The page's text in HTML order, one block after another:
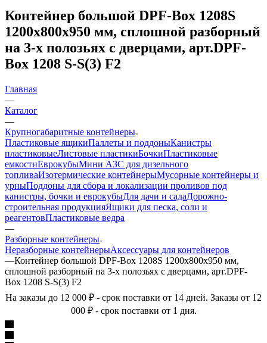
Контейнер большой DPF-Box 1208S
1200x800x950 мм, сплошной разборный
на 3-х полозьях с дверцами, арт.DPF-
Box 1208 S-S(3) F2
Главная
—
Каталог
—
Крупногабаритные контейнеры
Пластиковые ящикиПаллеты и поддоныКанистры
пластиковыеЛистовые пластикиБочкиПластиковые
емкостиЕврокубыМини АЗС для дизельного
топливаИзотермические контейнерыМусорные контейнеры и
урныПоддоны для сбора и локализации проливов под
канистры, бочки и еврокубыДля дачи и садаДорожно-
строительная продукцияЯщики для песка, соли и
реагентовПластиковые ведра
—
Разборные контейнеры
Неразборные контейнерыАксессуары для контейнеров
—Контейнер большой DPF-Box 1208S 1200x800x950 мм,
сплошной разборный на 3-х полозьях с дверцами, арт.DPF-
Box 1208 S-S(3) F2
На заказы до 12 000 ₽ - срок поставки от 14 дней. Заказы от 12
000 ₽ - срок поставки от 1 дня.